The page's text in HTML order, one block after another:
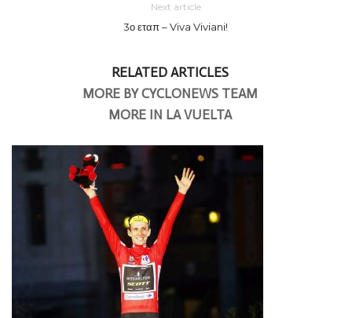
Next article
3ο εταπ – Viva Viviani!
RELATED ARTICLES
MORE BY CYCLONEWS TEAM
MORE IN LA VUELTA